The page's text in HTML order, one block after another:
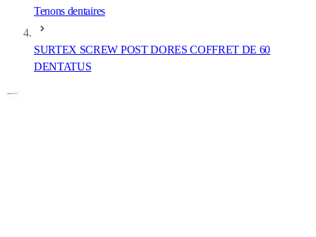
Tenons dentaires
SURTEX SCREW POST DORES COFFRET DE 60
DENTATUS